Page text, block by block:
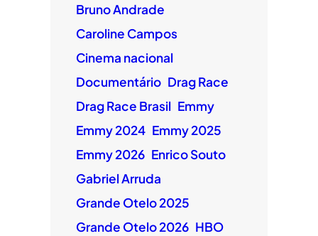
Bruno Andrade
Caroline Campos
Cinema nacional
Documentário Drag Race
Drag Race Brasil Emmy
Emmy 2024 Emmy 2025
Emmy 2026 Enrico Souto
Gabriel Arruda
Grande Otelo 2025
Grande Otelo 2026 HBO